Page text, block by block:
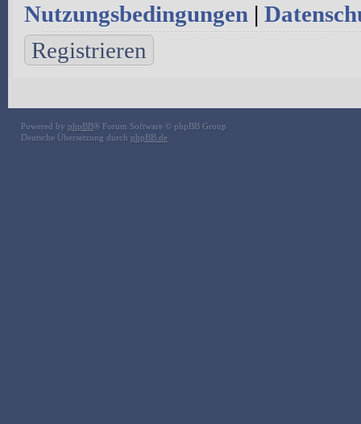
Nutzungsbedingungen |
Registrieren
Powered by phpBB® Forum Software © phpBB Group
Deutsche Übersetzung durch phpBB.de